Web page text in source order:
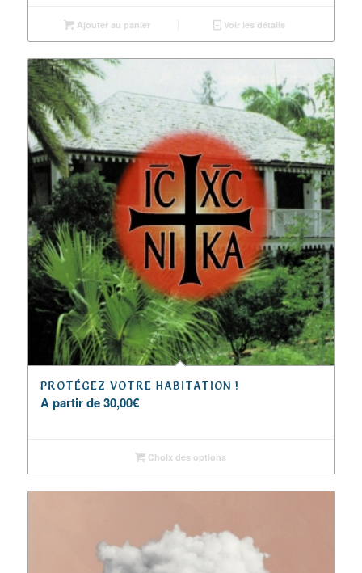
Ajouter au panier Voir les détails
PROTÉGEZ VOTRE HABITATION !
A partir de30,00€
Choix des options